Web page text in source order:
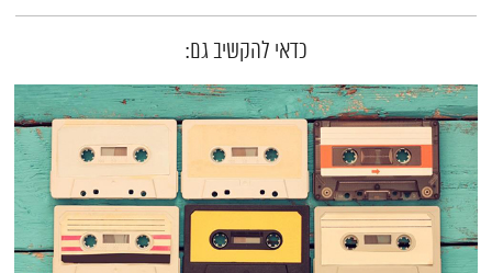
כדאי להקשיב גם: